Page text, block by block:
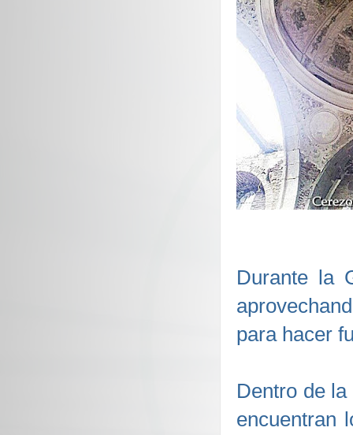
Durante la
para hacer
Dentro de
encuentran